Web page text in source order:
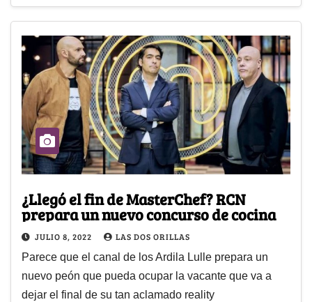
¿Llegó el fin de MasterChef? RCN
prepara un nuevo concurso de cocina
JULIO 8, 2022 LAS DOS ORILLAS
Parece que el canal de los Ardila Lulle prepara un
nuevo peón que pueda ocupar la vacante que va a
dejar el final de su tan aclamado reality